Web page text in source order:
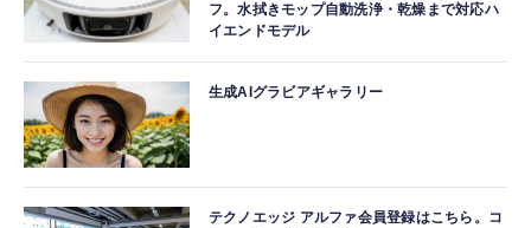
フ。水拭きモップ自動洗浄・乾燥まで対応ハ
イエンドモデル
生成AIグラビアギャラリー
テクノエッジ アルファ会員登録はこちら。コ